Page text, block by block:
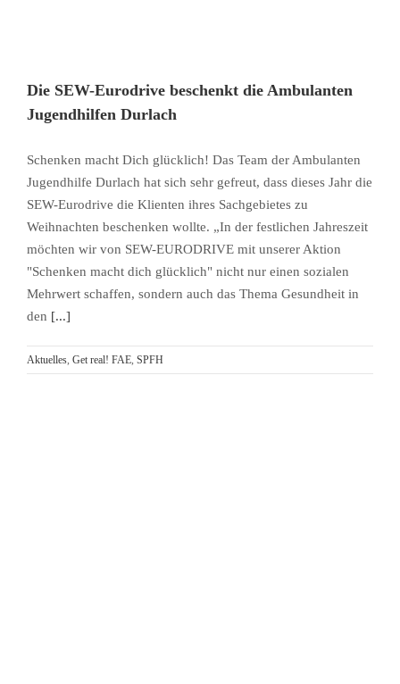
Die SEW-Eurodrive beschenkt die Ambulanten
Jugendhilfen Durlach
Schenken macht Dich glücklich! Das Team der Ambulanten
Jugendhilfe Durlach hat sich sehr gefreut, dass dieses Jahr die
SEW-Eurodrive die Klienten ihres Sachgebietes zu
Weihnachten beschenken wollte. „In der festlichen Jahreszeit
möchten wir von SEW-EURODRIVE mit unserer Aktion
"Schenken macht dich glücklich" nicht nur einen sozialen
Mehrwert schaffen, sondern auch das Thema Gesundheit in
den [...]
Aktuelles, Get real! FAE, SPFH